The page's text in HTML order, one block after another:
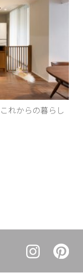
れからの暮らし